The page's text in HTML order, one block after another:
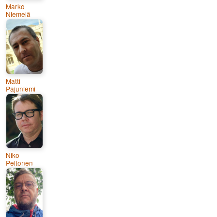
Marko
Niemelä
Matti
Pajuniemi
Niko
Peltonen